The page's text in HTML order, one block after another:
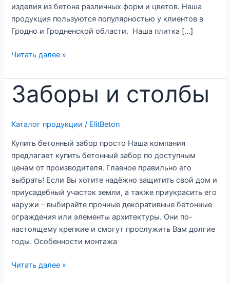
изделия из бетона различных форм и цветов. Наша
продукция пользуются популярностью у клиентов в
Гродно и Гродненской области. Наша плитка […]
Вибролитая
Читать далее »
Заборы и столбы
Каталог продукции / ElitBeton
Купить бетонный забор просто Наша компания
предлагает купить бетонный забор по доступным
ценам от производителя. Главное правильно его
выбрать! Если Вы хотите надёжно защитить свой дом и
приусадебный участок земли, а также приукрасить его
наружи – выбирайте прочные декоративные бетонные
ограждения или элементы архитектуры. Они по-
настоящему крепкие и смогут прослужить Вам долгие
годы. Особенности монтажа
Заборы
Читать далее »